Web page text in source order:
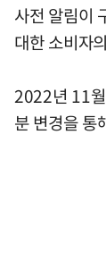
사전 알림이
대한 소비자
2022년 11
분 변경을 통